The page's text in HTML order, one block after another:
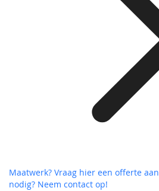
Maatwerk? Vraag hier een offerte aan
nodig? Neem contact op!